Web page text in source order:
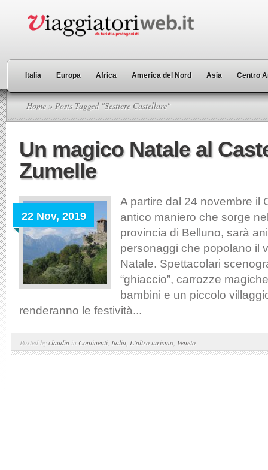
Italia Europa Africa America del Nord Asia Centro
Home » Posts Tagged "Sestiere Castellare"
Un magico Natale al
Zumelle
22 Nov, 2019
A partire dal 24 novembre il
antico maniero che sorge
provincia di Belluno, sarà
personaggi che popolano il
Natale. Spettacolari
“ghiaccio”, carrozze
bambini e un piccolo
renderanno le festività...
Posted byclaudia in Continenti, Italia L'altro turismo Veneto